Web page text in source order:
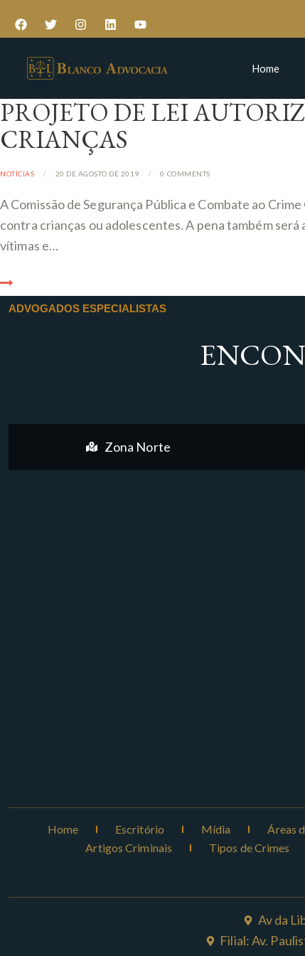
Home
PROJETO DE LEI
CRIANÇAS
NOTÍCIAS 20 DE AGOSTO DE 2019 0 COMMENTS
A Comissão de Segurança Pública e Combate ao
contra crianças ou adolescentes. A pena também
vítimas e…
ADVOGADOS ESPECIALISTAS
Zona Norte
Home Escritório Mídia Áreas
Artigos Criminais
Tipos de Crimes
Av da
Filial: Av.